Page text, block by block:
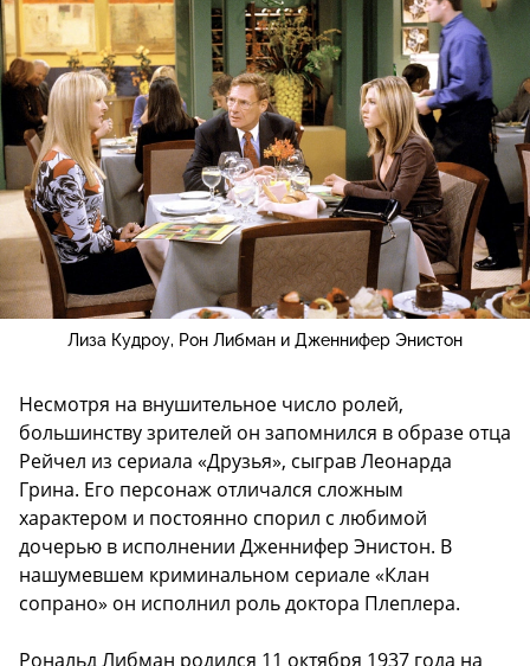
Лиза Кудроу, Рон Либман и Дженнифер Энистон
Несмотря на внушительное число ролей,
большинству зрителей он запомнился в образе отца
Рейчел из сериала «Друзья», сыграв Леонарда
Грина. Его персонаж отличался сложным
характером и постоянно спорил с любимой
дочерью в исполнении Дженнифер Энистон. В
нашумевшем криминальном сериале «Клан
сопрано» он исполнил роль доктора Плеплера.
Рональд Либман родился 11 октября 1937 года на